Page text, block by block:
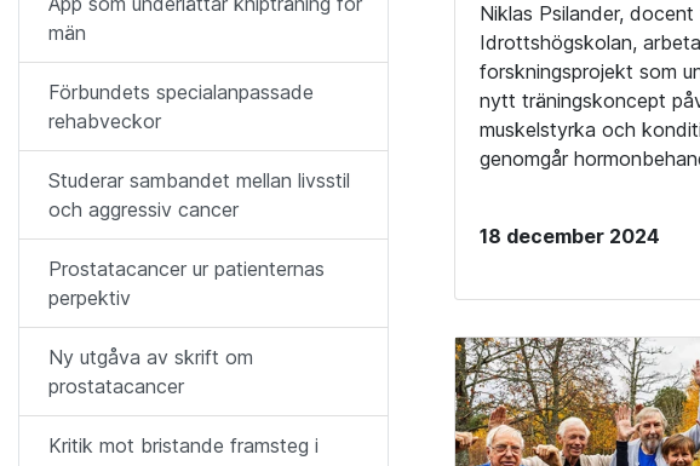
män
Förbundets specialanpassade
rehabveckor
Studerar sambandet mellan livsstil
och aggressiv cancer
Prostatacancer ur patienternas
perpektiv
Ny utgåva av skrift om
prostatacancer
Kritik mot bristande framsteg i
Niklas Psilander,
Idrottshögskolan,
forskningsprojekt som
nytt träningskoncept
muskelstyrka och
genomgår
18 december 2024